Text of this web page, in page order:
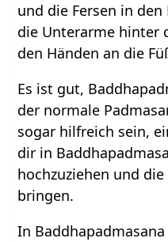
und die Fersen in
die Unterarme hinter
den Händen an die
Es ist gut,
der normale
sogar hilfreich sein,
dir in
hochzuziehen und
bringen.
In